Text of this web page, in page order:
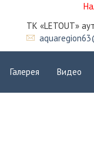
ТК «LETOUT»
Галерея Видео